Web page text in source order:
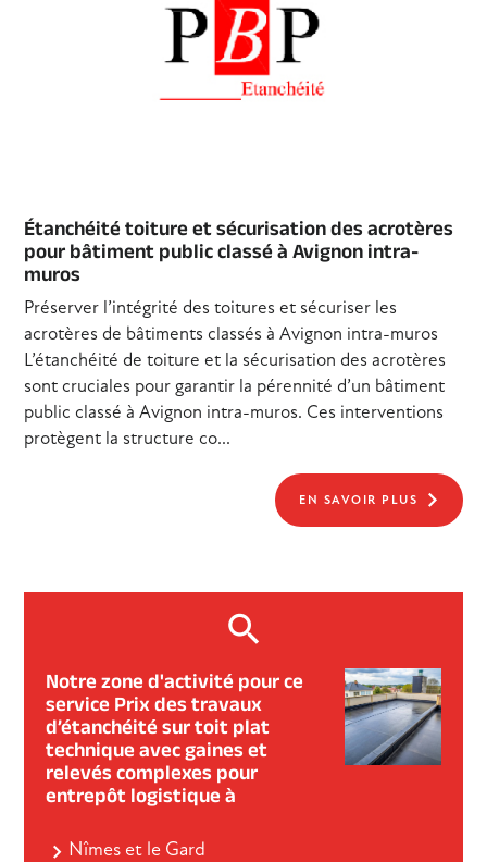
Étanchéité toiture et sécurisation des acrotères
pour bâtiment public classé à Avignon intra-
muros
Préserver l’intégrité des toitures et sécuriser les
acrotères de bâtiments classés à Avignon intra-muros
L’étanchéité de toiture et la sécurisation des acrotères
sont cruciales pour garantir la pérennité d’un bâtiment
public classé à Avignon intra-muros. Ces interventions
protègent la structure co...
EN SAVOIR PLUS
Notre zone d'activité pour ce
service Prix des travaux
d’étanchéité sur toit plat
technique avec gaines et
relevés complexes pour
entrepôt logistique à
Nîmes et le Gard